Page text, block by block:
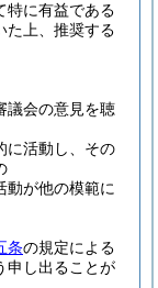
特に有益である
た上、推奨する
議会の意見を聴
に活動し、その
動が他の模範に
条の規定による
申し出ることが